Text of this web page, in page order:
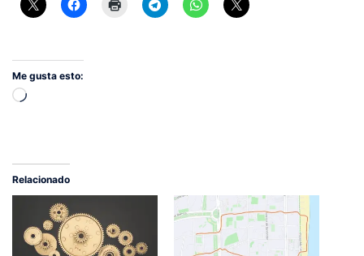
Me gusta esto:
Cargando...
Relacionado